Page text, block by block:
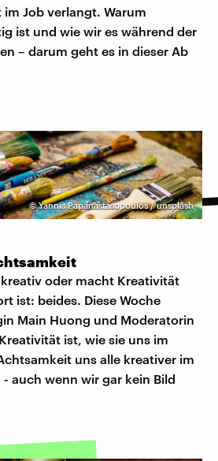
Job verlangt. Warum
ist und wie wir es während der
– darum geht es in dieser Ab
©Yannis Papanastasopoulos / unsplash
oder macht Kreativität
ist: beides. Diese Woche
Main Huong und Moderatorin
ist, wie sie uns im
uns alle kreativer im
auch wenn wir gar kein Bild